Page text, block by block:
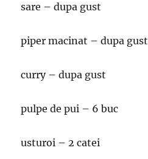
sare – dupa gust
piper macinat – dupa gust
curry – dupa gust
pulpe de pui – 6 buc
usturoi – 2 catei